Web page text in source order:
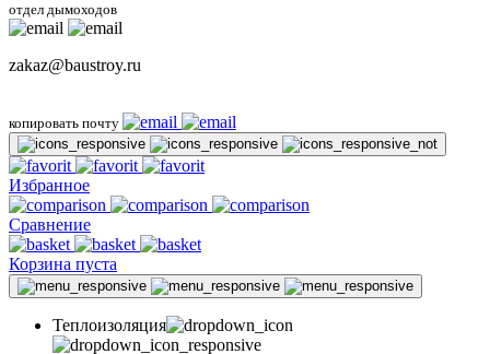
отдел дымоходов
zakaz@baustroy.ru
копировать почту
Избранное
Сравнение
Корзина пуста
Теплоизоляция